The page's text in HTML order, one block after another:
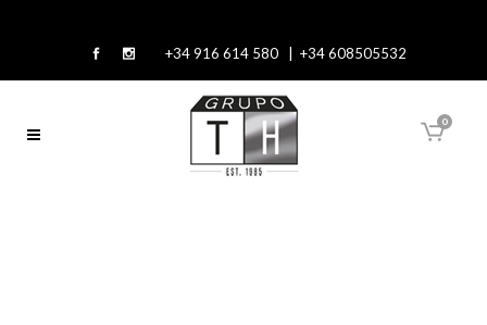
+34 916 614 580 | +34 608505532
0